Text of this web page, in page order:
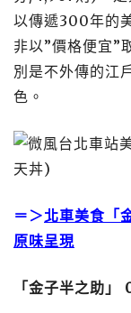
以傳遞300年的
非以”價格便宜”
別是不外傳的江
色。
＝＞北車美食「
原味呈現
「金子半之助